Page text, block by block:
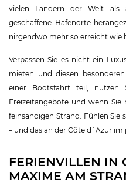
vielen Ländern der Welt als
geschaffene Hafenorte
nirgendwo mehr so erreicht wie
Verpassen Sie es nicht ein
mieten und diesen
einer Bootsfahrt teil, nutzen
Freizeitangebote und wenn Sie
feinsandigen Strand. Fühlen Sie
– und das an der Côte d´Azur
FERIENVILLEN IN
MAXIME AM